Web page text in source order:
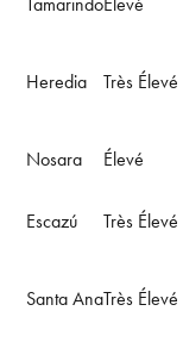
Heredia Très Élevé
Nosara Élevé
Escazú Très Élevé
Santa AnaTrès Élevé